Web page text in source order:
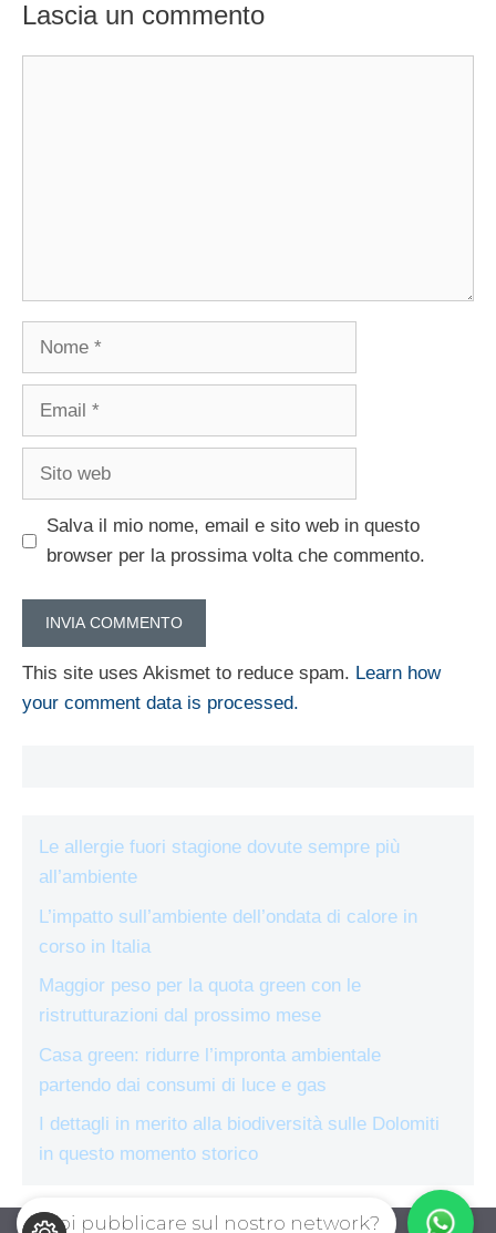
Lascia un commento
Nome
Email
Sito
Salva il mio nome, email e sito web in questo
browser per la prossima volta che commento.
This site uses Akismet to reduce spam. Learn how
your comment data is processed.
Le allergie fuori stagione dovute sempre più
all’ambiente
L’impatto sull’ambiente dell’ondata di calore in
corso in Italia
Maggior peso per la quota green con le
ristrutturazioni dal prossimo mese
Casa green: ridurre l’impronta ambientale
partendo dai consumi di luce e gas
I dettagli in merito alla biodiversità sulle Dolomiti
in questo momento storico
Vuoi pubblicare sul nostro network?